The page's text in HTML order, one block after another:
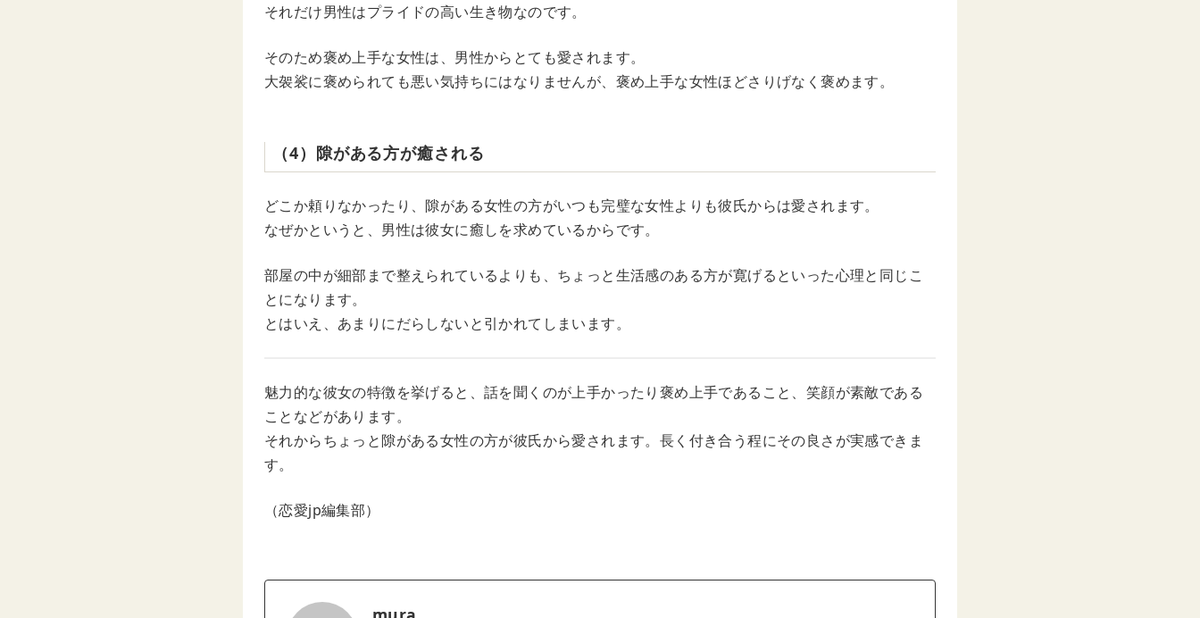
それだけ男性はプライドの高い生き物なのです。
そのため褒め上手な女性は、男性からとても愛されます。
大袈裟に褒められても悪い気持ちにはなりませんが、褒め上手な女性ほどさりげなく褒めます。
（4）隙がある方が癒される
どこか頼りなかったり、隙がある女性の方がいつも完璧な女性よりも彼氏からは愛されます。
なぜかというと、男性は彼女に癒しを求めているからです。
部屋の中が細部まで整えられているよりも、ちょっと生活感のある方が寛げるといった心理と同じこ
とになります。
とはいえ、あまりにだらしないと引かれてしまいます。
魅力的な彼女の特徴を挙げると、話を聞くのが上手かったり褒め上手であること、笑顔が素敵である
ことなどがあります。
それからちょっと隙がある女性の方が彼氏から愛されます。長く付き合う程にその良さが実感できま
す。
（恋愛jp編集部）